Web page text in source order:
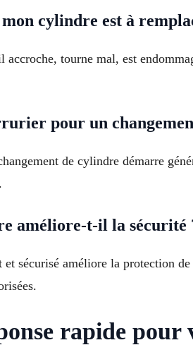
cylindre est à
accroche, tourne mal, est
pour un
de cylindre démarre
améliore-t-il la sécurité
sécurisé améliore la protection
rapide